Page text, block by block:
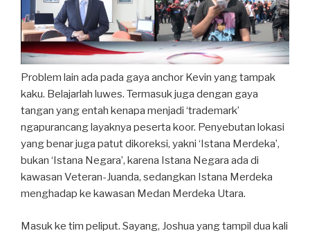
Problem lain ada pada gaya anchor Kevin yang tampak
kaku. Belajarlah luwes. Termasuk juga dengan gaya
tangan yang entah kenapa menjadi ‘trademark’
ngapurancang layaknya peserta koor. Penyebutan lokasi
yang benar juga patut dikoreksi, yakni ‘Istana Merdeka’,
bukan ‘Istana Negara’, karena Istana Negara ada di
kawasan Veteran-Juanda, sedangkan Istana Merdeka
menghadap ke kawasan Medan Merdeka Utara.
Masuk ke tim peliput. Sayang, Joshua yang tampil dua kali